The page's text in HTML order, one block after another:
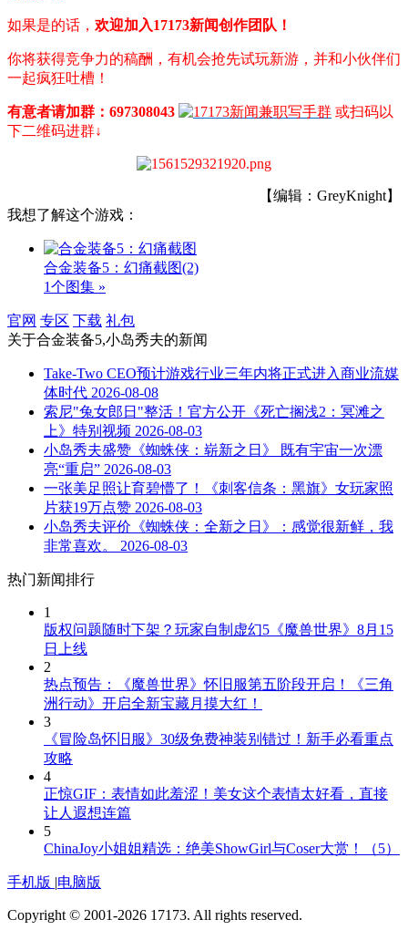
如果是的话， 欢迎加入17173新闻创作团队！
你将获得竞争力的稿酬，有机会抢先试玩新游，并和小伙伴们
一起疯狂吐槽！
有意者请加群：697308043
或扫码以
下二维码进群↓
【编辑：GreyKnight】
我想了解这个游戏：
合金装备5：幻痛截图(2)
1个图集 »
官网 专区 下载 礼包
关于合金装备5,小岛秀夫的新闻
Take-Two CEO预计游戏行业三年内将正式进入商业流媒
体时代 2026-08-08
索尼"兔女郎日"整活！官方公开《死亡搁浅2：冥滩之
上》特别视频 2026-08-03
小岛秀夫盛赞《蜘蛛侠：崭新之日》 既有宇宙一次漂
亮“重启” 2026-08-03
一张美足照让育碧懵了！《刺客信条：黑旗》女玩家照
片获19万点赞 2026-08-03
小岛秀夫评价《蜘蛛侠：全新之日》：感觉很新鲜，我
非常喜欢。
2026-08-03
热门新闻排行
1
版权问题随时下架？玩家自制虚幻5《魔兽世界》8月15
日上线
2
热点预告：《魔兽世界》怀旧服第五阶段开启！《三角
洲行动》开启全新宝藏月摸大红！
3
《冒险岛怀旧服》30级免费神装别错过！新手必看重点
攻略
4
正惊GIF：表情如此羞涩！美女这个表情太好看，直接
让人遐想连篇
5
ChinaJoy小姐姐精选：绝美ShowGirl与Coser大赏！（5）
手机版 |电脑版
Copyright © 2001-2026 17173. All rights reserved.